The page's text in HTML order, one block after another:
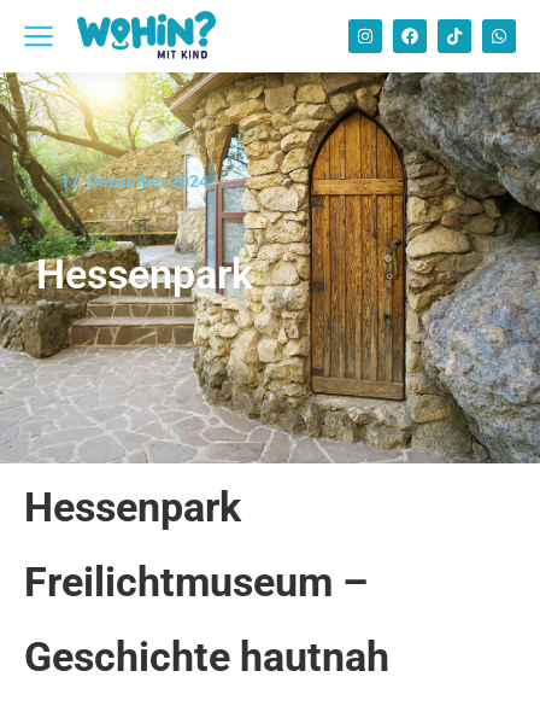
17. Dezember 2024
Hessenpark
Hessenpark
Freilichtmuseum –
Geschichte hautnah